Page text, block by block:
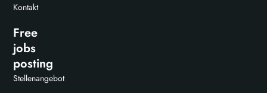
Kontakt
Free
jobs
posting
Stellenangebot